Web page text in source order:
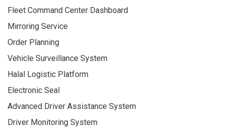
Fleet Command Center Dashboard
Mirroring Service
Order Planning
Vehicle Surveillance System
Halal Logistic Platform
Electronic Seal
Advanced Driver Assistance System
Driver Monitoring System